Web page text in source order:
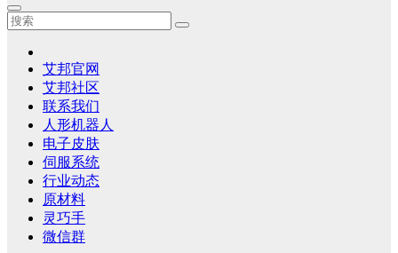
艾邦官网
艾邦社区
联系我们
人形机器人
电子皮肤
伺服系统
行业动态
原材料
灵巧手
微信群